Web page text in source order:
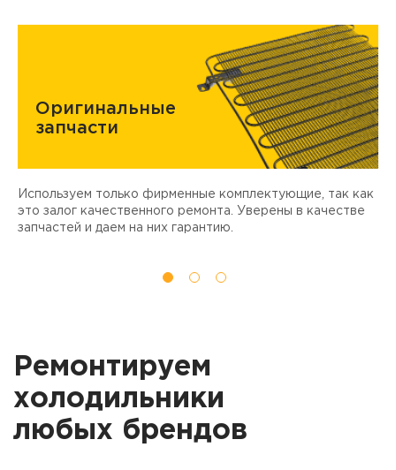
Оригинальные
запчасти
Используем только фирменные комплектующие, так как
это залог качественного ремонта. Уверены в качестве
запчастей и даем на них гарантию.
Ремонтируем
холодильники
любых брендов